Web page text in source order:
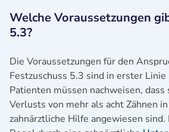
Welche Voraussetzungen
5.3?
Die Voraussetzungen für den
Festzuschuss 5.3 sind in erster
Patienten müssen nachweisen, dass
Verlusts von mehr als acht Zähnen
zahnärztliche Hilfe angewiesen